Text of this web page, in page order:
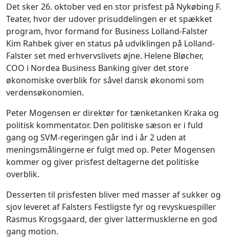
Det sker 26. oktober ved en stor prisfest på Nykøbing F.
Teater, hvor der udover prisuddelingen er et spækket
program, hvor formand for Business Lolland-Falster
Kim Rahbek giver en status på udviklingen på Lolland-
Falster set med erhvervslivets øjne. Helene Bløcher,
COO i Nordea Business Banking giver det store
økonomiske overblik for såvel dansk økonomi som
verdensøkonomien.
Peter Mogensen er direktør for tænketanken Kraka og
politisk kommentator. Den politiske sæson er i fuld
gang og SVM-regeringen går ind i år 2 uden at
meningsmålingerne er fulgt med op. Peter Mogensen
kommer og giver prisfest deltagerne det politiske
overblik.
Desserten til prisfesten bliver med masser af sukker og
sjov leveret af Falsters Festligste fyr og revyskuespiller
Rasmus Krogsgaard, der giver lattermusklerne en god
gang motion.